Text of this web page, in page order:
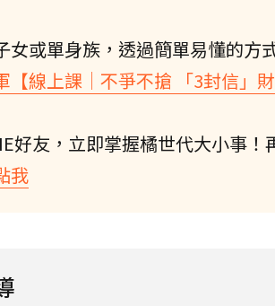
女或單身族，透過簡單易懂的方
【線上課│不爭不搶 「3封信」
好友，立即掌握橘世代大小事！
我